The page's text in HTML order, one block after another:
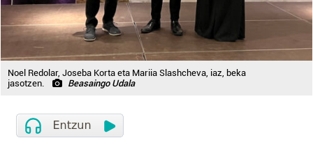
Noel Redolar, Joseba Korta eta Mariia Slashcheva, iaz, beka
jasotzen.
Beasaingo Udala